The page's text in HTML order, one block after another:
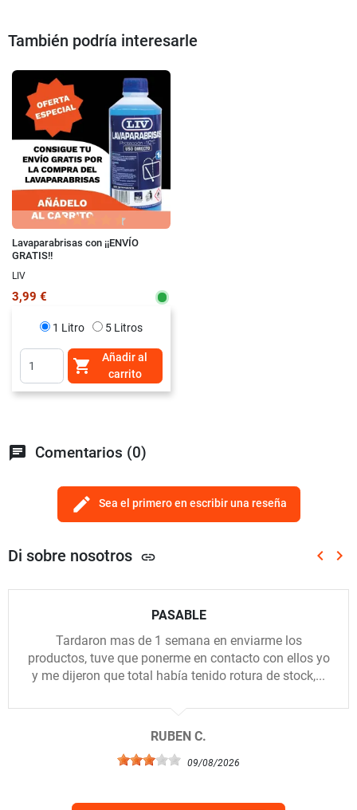
También podría interesarle
Lavaparabrisas con ¡¡ENVÍO
GRATIS!!
LIV
3,99 €
1 Litro 5 Litros

Añadir al
carrito
chat Comentarios (0)
edit Sea el primero en escribir una reseña
Di sobre nosotros link keyboard_arrow_left keyboard_arrow_right
PASABLE
Tardaron mas de 1 semana en enviarme los
productos, tuve que ponerme en contacto con ellos yo
y me dijeron que total había tenido rotura de stock,...
RUBEN C.
09/08/2026